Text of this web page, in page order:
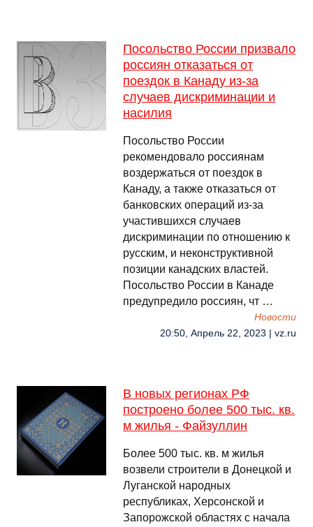
Посольство России призвало
россиян отказаться от
поездок в Канаду из-за
случаев дискриминации и
насилия
Посольство России
рекомендовало россиянам
воздержаться от поездок в
Канаду, а также отказаться от
банковских операций из-за
участившихся случаев
дискриминации по отношению к
русским, и неконструктивной
позиции канадских властей.
Посольство России в Канаде
предупредило россиян, чт …
Новости
20:50, Апрель 22, 2023 | vz.ru
В новых регионах РФ
построено более 500 тыс. кв.
м жилья - Файзуллин
Более 500 тыс. кв. м жилья
возвели строители в Донецкой и
Луганской народных
республиках, Херсонской и
Запорожской областях с начала